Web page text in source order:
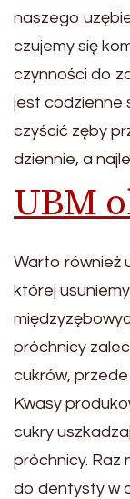
naszego
czujemy się
czynności do
jest codzienne
czyścić zęby
dziennie, a
UBM
Warto również
której
próchnicy
cukrów,
Kwasy
cukry
próchnicy. Raz
do dentysty w